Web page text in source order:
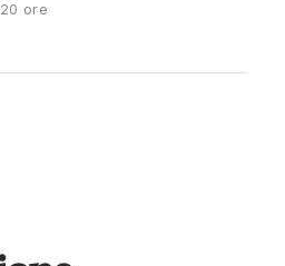
20 ore